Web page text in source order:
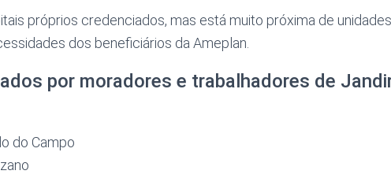
próprios credenciados, mas está muito próxima de
dos beneficiários da Ameplan.
por moradores e trabalhadores de
do Campo